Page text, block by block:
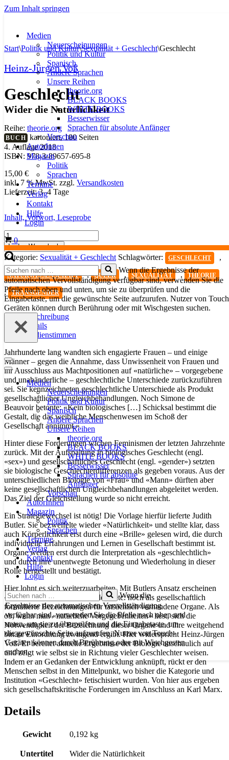
Zum Inhalt springen
Medien
Neuerscheinungen
Politik und Kultur
Spanisch
Andere Sprachen
Unsere Reihen
theorie.org
BLACK BOOKS
WHITE BOOKS
Besserwisser
Sprachen für absolute Anfänger
Vorschau
AutorInnen
Magazin
Politik
Sprachen
Termine
Verlag
Kontakt
Hilfe
Login
Warenkorb
0
Suchen
nach …
Wenn die Ergebnisse der
automatischen Vervollständigung verfügbar sind, verwenden Sie die
Pfeile nach oben und unten, um sie zu überprüfen und die
Eingabetaste, um die gewünschte Seite aufzurufen. Nutzer von
Geräten können durch Berührung oder mit Wischgesten suchen.
Navigationsmenü
Navigationsmenü
Medien
Neuerscheinungen
Politik und Kultur
Spanisch
Andere Sprachen
Unsere Reihen
theorie.org
BLACK BOOKS
WHITE BOOKS
Besserwisser
Sprachen für absolute
Anfänger
Vorschau
AutorInnen
Magazin
Politik
Sprachen
Termine
Verlag
Kontakt
Hilfe
Login
Suchen
nach …
Wenn die
Ergebnisse der automatischen Vervollständigung
verfügbar sind, verwenden Sie die Pfeile nach oben und
unten, um sie zu überprüfen und die Eingabetaste, um
die gewünschte Seite aufzurufen. Nutzer von Touch-
Geräten können durch Berührung oder mit Wischgesten
suchen.
Start\Politik und Kultur\Sexualität + Geschlecht\Geschlecht
Heinz-Jürgen Voß
Geschlecht
Wider die Natürlichkeit
Reihe: theorie.org
BUCH kartoniert, 180 Seiten
4. Auflage 2018
ISBN: 978-3-89657-695-8
15,00 €
inkl. 7 % MwSt. zzgl. Versandkosten
Lieferzeit:3–4 Tage
Inhalt,Vorwort, Leseprobe
Geschlecht
Menge
In den Warenkorb
Kategorie: Sexualität + Geschlecht Schlagwörter: GESCHLECHT ,
NATURWISSENSCHAFT , QUEER , SEXUALITÄT , THEORIE
, TRANSGENDER
Beschreibung
Details
Medienstimmen
Jahrhunderte lang wandten sich engagierte Frauen – und einige
Männer – gegen die Annahme, dass Unwissenheit von Frauen und
ihr Ausschluss aus Machtpositionen auf «natürliche» – vorgegebene
und unabänderliche – geschlechtliche Unterschiede zurückzuführen
sei. Sie kennzeichneten geschlechtliche Unterschiede als Produkt
gesellschaftlicher Ungleichbehandlungen. Noch Simone de
Beauvoir betonte: «Kein biologisches […] Schicksal bestimmt die
Gestalt, die das weibliche Menschenwesen im Schoß der
Gesellschaft annimmt.»
Hinter diese Forderungen wichen Feminismen der letzten Jahrzehnte
zurück. Mit der Aufspaltung in biologisches Geschlecht (engl.
«sex») und gesellschaftliches Geschlecht (engl. «gender») setzten
sie biologische Geschlechterdifferenzen als gegeben voraus. Aus der
unterschiedlichen Biologie von «Frau» und «Mann» dürften aber
keine gesellschaftlichen Ungleichbehandlungen abgeleitet werden.
Das Ziel der Gleichstellung wurde so nicht erreicht.
Ein Strategiewechsel ist nötig! Die Vorlage hierfür lieferte Judith
Butler. Sie bezweifelte wieder «Natürlichkeit» und stellte klar, dass
auch Körperlichkeit erst durch eine «Brille» gelesen wird, die durch
individuelle Erfahrungen und Lernen in Gesellschaft bestimmt ist.
Organe werden erst durch die Interpretation als «geschlechtlich»
und durch ihre unentwegte Betonung und Wiederholung in dieser
Rolle hergestellt und bestätigt.
Hier lohnt es sich weiterzuarbeiten. Mit Butlers Ansatz erscheinen
«Penis», «Hodensack», «Hoden» etc. noch als gesellschaftlich
formulierte Bezeichnungen für tatsächlich vorhandene Organe. Als
ob, wenn man «natürliche Vorgegebenheiten» liest, sich die
Notwendigkeit der Bezeichnung dieser Organe und ihre weitgehend
binäre Einordnung zwingend ergibt. Hier widerspricht Heinz-Jürgen
Voß. Er bereitet aktuelle Ergebnisse der Biologie anschaulich auf
und zeigt wie selbst sie in Richtung vieler Geschlechter weisen.
Indem er an Gedanken der Entwicklung anknüpft, rückt er den
Menschen selbst in den Mittelpunkt, wo bisher die Kategorie und
Institution «Geschlecht» fetischisiert wurden. Von hier aus ergeben
sich gesellschaftskritische Forderungen im Anschluss an Karl Marx.
Details
Gewicht 0,192 kg
Untertitel Wider die Natürlichkeit